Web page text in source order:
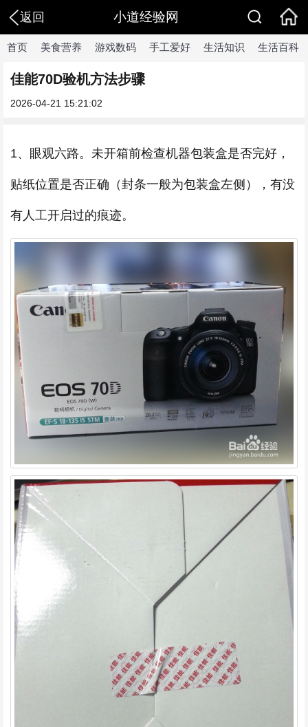
返回 小道经验网
首页 美食营养 游戏数码 手工爱好 生活知识 生活百科
佳能70D验机方法步骤
2026-04-21 15:21:02
1、眼观六路。未开箱前检查机器包装盒是否完好，
贴纸位置是否正确（封条一般为包装盒左侧），有没
有人工开启过的痕迹。